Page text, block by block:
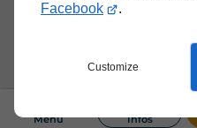
Facebook
.
Customize
Menu Infos